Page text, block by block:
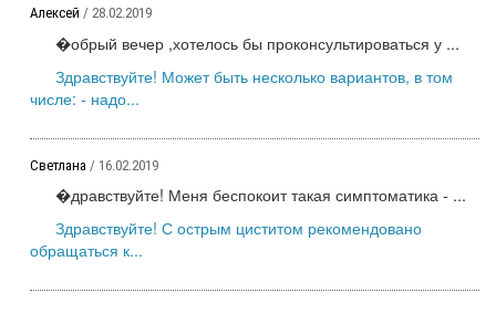
Алексей / 28.02.2019
�обрый вечер ,хотелось бы проконсультироваться у ...
Здравствуйте! Может быть несколько вариантов, в том
числе: - надо...
Светлана / 16.02.2019
�дравствуйте! Меня беспокоит такая симптоматика - ...
Здравствуйте! С острым циститом рекомендовано
обращаться к...